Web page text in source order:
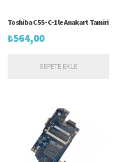
Toshiba C55-C-1le Anakart Tamiri
₺564,00
SEPETE EKLE